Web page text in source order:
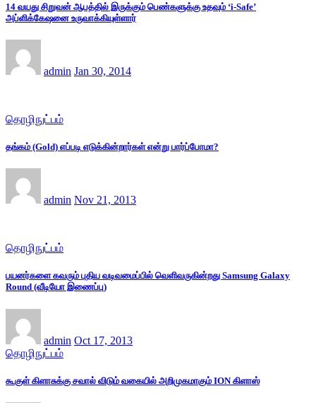
14 வயது சிறுவன் ஆபத்தில் இருக்கும் பெண்களுக்கு உதவும் ‘i-Safe’
அப்ளிக்கேஷனை உருவாக்கியுள்ளார்
admin Jan 30, 2014
தொழிநுட்பம்
தங்கம் (Gold) எப்படி எடுக்கின்றார்கள் என்று பார்ப்போமா?
admin Nov 21, 2013
தொழிநுட்பம்
பயனர்களை கவரும் புதிய வடிவமைப்பில் வெளிவருகின்றது Samsung Galaxy
Round (வீடியோ இணைப்பு)
admin Oct 17, 2013
தொழிநுட்பம்
கூகுள் கிளாசுக்கு சவால் விடும் வகையில் அறிமுகமாகும் ION கிளாஸ்